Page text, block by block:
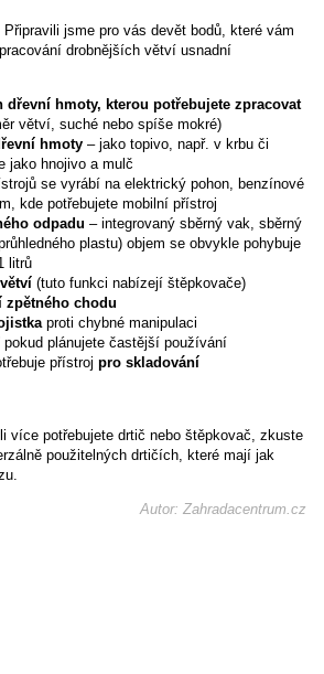
jsme pro vás devět bodů, které vám
drobnějších větví usnadní
dřevní hmoty, kterou potřebujete zpracovat
větví, suché nebo spíše mokré)
hmoty – jako topivo, např. v krbu či
jako hnojivo a mulč
se vyrábí na elektrický pohon, benzínové
kde potřebujete mobilní přístroj
odpadu – integrovaný sběrný vak, sběrný
plastu) objem se obvykle pohybuje
litrů
(tuto funkci nabízejí štěpkovače)
zpětného chodu
proti chybné manipulaci
plánujete častější používání
přístroj pro skladování
více potřebujete drtič nebo štěpkovač, zkuste
použitelných drtičích, které mají jak
Autor: Zahradacentrum.cz